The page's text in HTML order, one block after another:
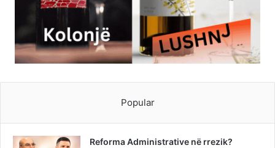
Popular
Reforma Administrative në rrezik?